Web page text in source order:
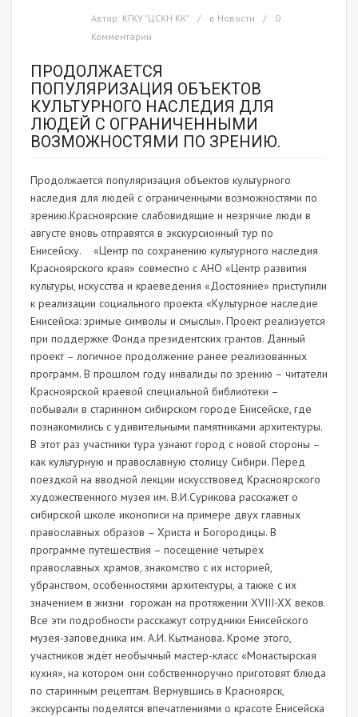
Автор: КГКУ "ЦСКН КК" в Новости
0
Комментарии
ПРОДОЛЖАЕТСЯ
ПОПУЛЯРИЗАЦИЯ ОБЪЕКТОВ
КУЛЬТУРНОГО НАСЛЕДИЯ ДЛЯ
ЛЮДЕЙ С ОГРАНИЧЕННЫМИ
ВОЗМОЖНОСТЯМИ ПО ЗРЕНИЮ.
Продолжается популяризация объектов культурного
наследия для людей с ограниченными возможностями по
зрению.Красноярские слабовидящие и незрячие люди в
августе вновь отправятся в экскурсионный тур по
Енисейску. «Центр по сохранению культурного наследия
Красноярского края» совместно с АНО «Центр развития
культуры, искусства и краеведения «Достояние» приступили
к реализации социального проекта «Культурное наследие
Енисейска: зримые символы и смыслы». Проект реализуется
при поддержке Фонда президентских грантов. Данный
проект – логичное продолжение ранее реализованных
программ. В прошлом году инвалиды по зрению – читатели
Красноярской краевой специальной библиотеки –
побывали в старинном сибирском городе Енисейске, где
познакомились с удивительными памятниками архитектуры.
В этот раз участники тура узнают город с новой стороны –
как культурную и православную столицу Сибири. Перед
поездкой на вводной лекции искусствовед Красноярского
художественного музея им. В.И.Сурикова расскажет о
сибирской школе иконописи на примере двух главных
православных образов – Христа и Богородицы. В
программе путешествия – посещение четырёх
православных храмов, знакомство с их историей,
убранством, особенностями архитектуры, а также с их
значением в жизни горожан на протяжении XVIII-XX веков.
Все эти подробности расскажут сотрудники Енисейского
музея-заповедника им. А.И. Кытманова. Кроме этого,
участников ждёт необычный мастер-класс «Монастырская
кухня», на котором они собственноручно приготовят блюда
по старинным рецептам. Вернувшись в Красноярск,
экскурсанты поделятся впечатлениями о красоте Енисейска